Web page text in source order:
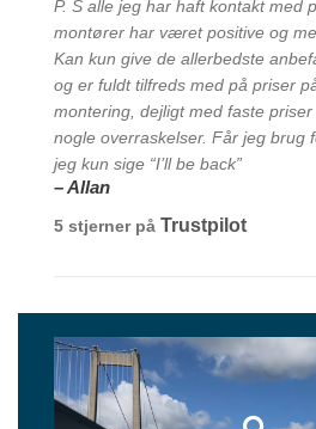
P. S alle jeg har haft kontakt med
montører har været positive og
Kan kun give de allerbedste
og er fuldt tilfreds med på priser
montering, dejligt med faste
nogle overraskelser. Får jeg brug
jeg kun sige “I’ll be back”
– Allan
5 stjerner på Trustpilot